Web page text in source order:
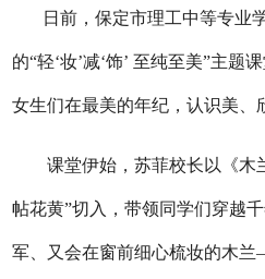
日前，保定市理工中等专业
的“轻‘妆’减‘饰’ 至纯至美”主题
女生们在最美的年纪，认识美、
课堂伊始，苏菲校长以《木
帖花黄”切入，带领同学们穿越
军、又会在窗前细心梳妆的木